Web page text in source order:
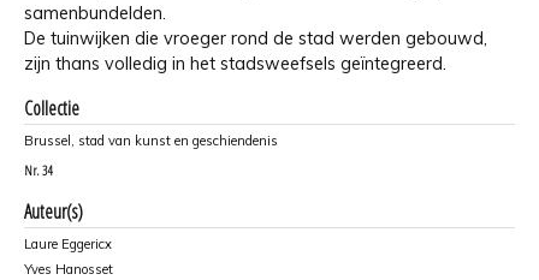
samenbundelden.
De tuinwijken die vroeger rond de stad werden gebouwd,
zijn thans volledig in het stadsweefsels geïntegreerd.
Collectie
Brussel, stad van kunst en geschiendenis
Nr. 34
Auteur(s)
Laure Eggericx
Yves Hanosset